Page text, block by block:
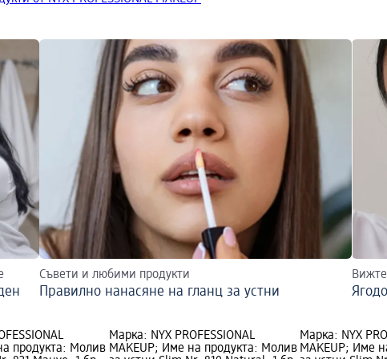
Съвети и любими продукти
Правилно нанасяне на гланц за устни
Вижте
продукта: Молив
Марка: NYX PROFESSIONAL
MAKEUP; Име на продукта: Молив
Марка: NYX
MAKEUP; Име